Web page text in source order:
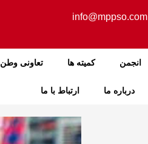
info@mppso.com
انجمن کمیته ها تعاونی وطن
درباره ما ارتباط با ما